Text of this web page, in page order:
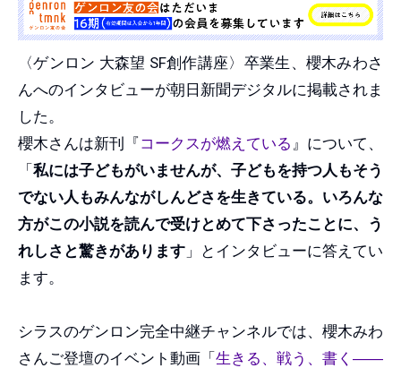
〈ゲンロン 大森望 SF創作講座〉卒業生、櫻木みわさ
んへのインタビューが朝日新聞デジタルに掲載されま
した。
櫻木さんは新刊『コークスが燃えている 』について、
「私には子どもがいませんが、子どもを持つ人もそう
でない人もみんながしんどさを生きている。いろんな
方がこの小説を読んで受けとめて下さったことに、う
れしさと驚きがあります 」とインタビューに答えてい
ます。
シラスのゲンロン完全中継チャンネルでは、櫻木みわ
さんご登壇のイベント動画「生きる、戦う、書く――